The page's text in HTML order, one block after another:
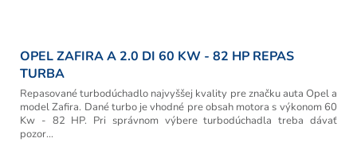
OPEL ZAFIRA A 2.0 DI 60 KW - 82 HP REPAS
TURBA
Repasované turbodúchadlo najvyššej kvality pre značku auta Opel a
model Zafira. Dané turbo je vhodné pre obsah motora s výkonom 60
Kw - 82 HP. Pri správnom výbere turbodúchadla treba dávať
pozor...